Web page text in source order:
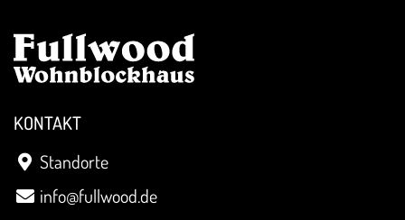
KONTAKT
Standorte
info@fullwood.de